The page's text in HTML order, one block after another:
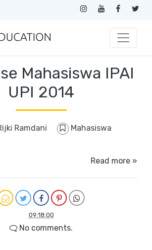
Mahasiswa IPAI
UPI 2014
Ramdani Mahasiswa
Read more »
09:18:00
No comments.